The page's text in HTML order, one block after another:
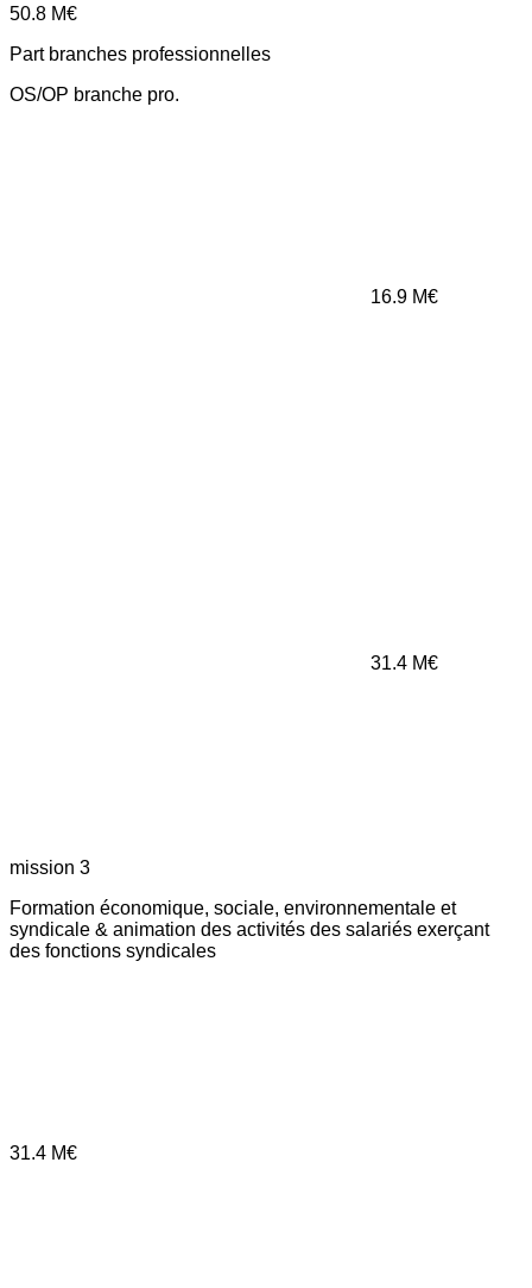
50.8 M€
Part branches professionnelles
OS/OP branche pro.
16.9 M€
31.4 M€
mission 3
Formation économique, sociale, environnementale et
syndicale & animation des activités des salariés exerçant
des fonctions syndicales
31.4 M€